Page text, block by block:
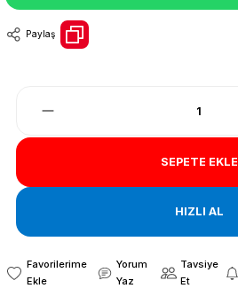
Paylaş
SEPETE EKLE
HIZLI AL
Yorum
Yaz
Tavsiye
Et